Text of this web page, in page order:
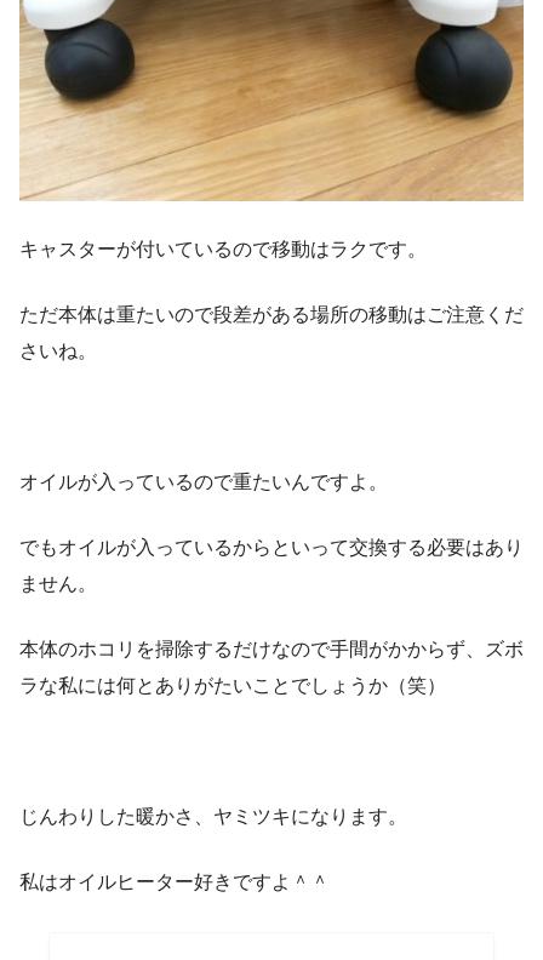
キャスターが付いているので移動はラクです。
ただ本体は重たいので段差がある場所の移動はご注意くだ
さいね。
オイルが入っているので重たいんですよ。
でもオイルが入っているからといって交換する必要はあり
ません。
本体のホコリを掃除するだけなので手間がかからず、ズボ
ラな私には何とありがたいことでしょうか（笑）
じんわりした暖かさ、ヤミツキになります。
私はオイルヒーター好きですよ＾＾